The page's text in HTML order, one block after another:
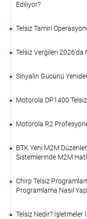
Ediliyor?
Telsiz Tamiri
Telsiz Vergileri
Sinyalin Gücünü
Motorola DP1400 Telsiz
Motorola R2
BTK Yeni M2M
Sistemlerinde M2M
Chirp Telsiz
Programlama Nasıl
Telsiz Nedir? İşletmeler